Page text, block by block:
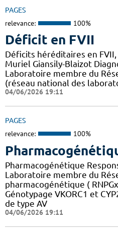
PAGES
relevance: 100%
Déficit en FVII
Déficits héréditaires en FVII,
Muriel Giansily-Blaizot
Laboratoire membre du
(réseau national des
04/06/2026 19:11
PAGES
relevance: 100%
Pharmacogénétique
Laboratoire membre du
pharmacogénétique (
Génotypage VKORC1 et
de type AV
04/06/2026 19:11